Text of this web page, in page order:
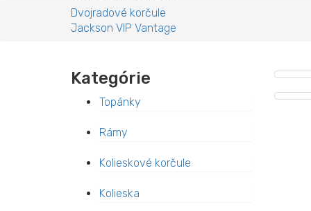
Dvojradové korčule
Jackson VIP Vantage
Kategórie
Topánky
Rámy
Kolieskové korčule
Kolieska